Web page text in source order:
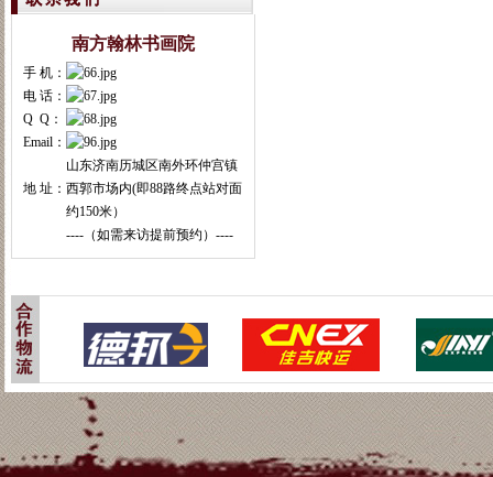
南方翰林书画院
手 机：
电 话：
Q Q：
Email：
地 址：
山东济南历城区南外环仲宫镇
西郭市场内(即88路终点站对面
约150米）
----（如需来访提前预约）----